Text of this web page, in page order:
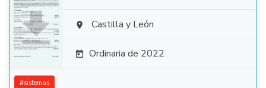
  Castilla y León
 Ordinaria de 2022
#sistemas